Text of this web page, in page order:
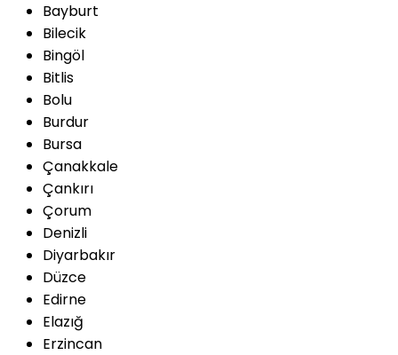
Bayburt
Bilecik
Bingöl
Bitlis
Bolu
Burdur
Bursa
Çanakkale
Çankırı
Çorum
Denizli
Diyarbakır
Düzce
Edirne
Elazığ
Erzincan